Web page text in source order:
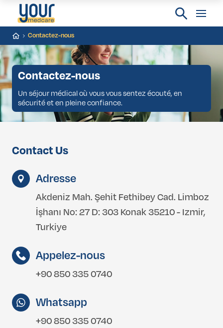
Contactez-nous
Contactez-nous
Un séjour médical où vous vous sentez écouté, en
sécurité et en pleine confiance.
Contact Us
Adresse
Akdeniz Mah. Şehit Fethibey Cad. Limboz
İşhanı No: 27 D: 303 Konak 35210 - Izmir,
Turkiye
Appelez-nous
+90 850 335 0740
Whatsapp
+90 850 335 0740